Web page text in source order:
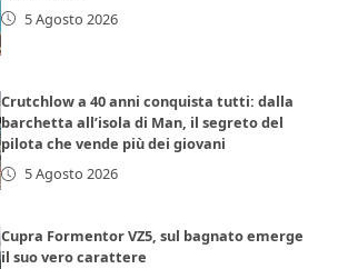
5 Agosto 2026
Crutchlow a 40 anni conquista tutti: dalla
barchetta all’isola di Man, il segreto del
pilota che vende più dei giovani
5 Agosto 2026
Cupra Formentor VZ5, sul bagnato emerge
il suo vero carattere